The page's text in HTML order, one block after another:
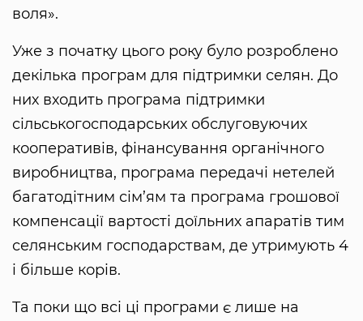
воля».
Уже з початку цього року було розроблено
декілька програм для підтримки селян. До
них входить програма підтримки
сільськогосподарських обслуговуючих
кооперативів, фінансування органічного
виробництва, програма передачі нетелей
багатодітним сім’ям та програма грошової
компенсації вартості доїльних апаратів тим
селянським господарствам, де утримують 4
і більше корів.
Та поки що всі ці програми є лише на